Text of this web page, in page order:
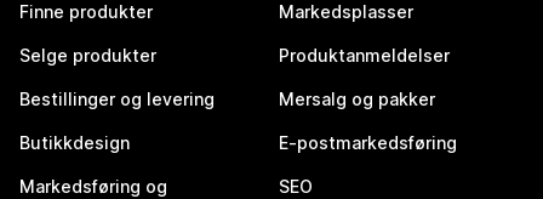
Finne produkter
Selge produkter
Bestillinger og levering
Butikkdesign
Markedsføring og
Markedsplasser
Produktanmeldelser
Mersalg og pakker
E-postmarkedsføring
SEO